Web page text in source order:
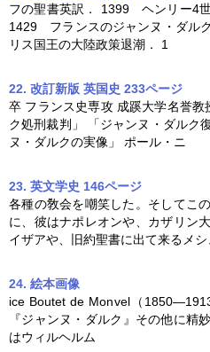
フの聖書英訳． 1399 ヘンリー4
1429 フランスのジャンヌ・ダルク
リス国王の大陸政策退潮． 1
22. 改訂新版 英国史 233ページ
卒 フランス史専攻 成蹊大学名誉教
ク処刑裁判」 「ジャンヌ・ダルク
ヌ・ダルクの実像」 ポール・ニ
23. 英文学史 146ページ
各種の敎会を嘲笑した。そしてこ
に、彼はナポレオンや、カザリン大
イザアや、旧約聖書に出て来るメシ
24. 絵本画像
ice Boutet de Monvel（
『ジャンヌ・ダルク 』その他に精
はウィルヘルム